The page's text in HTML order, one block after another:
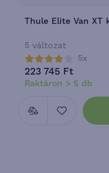
Thule Elite Van XT
5 változat
5x
223 745 Ft
Raktáron > 5 db